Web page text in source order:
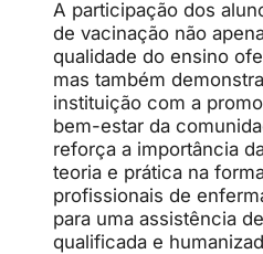
A participação dos
de vacinação não
qualidade do ensino
mas também
instituição com a
bem-estar da
reforça a importância
teoria e prática na
profissionais de
para uma assistência
qualificada e